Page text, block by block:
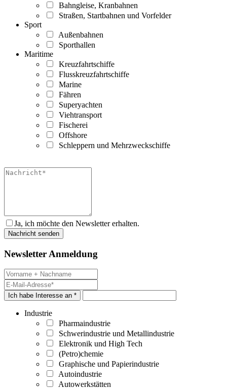
Bahngleise, Kranbahnen
Straßen, Startbahnen und Vorfelder
Sport
Außenbahnen
Sporthallen
Maritime
Kreuzfahrtschiffe
Flusskreuzfahrtschiffe
Marine
Fähren
Superyachten
Viehtransport
Fischerei
Offshore
Schleppern und Mehrzweckschiffe
Ja, ich möchte den Newsletter erhalten.
Newsletter Anmeldung
Ich habe Interesse an *
Industrie
Pharmaindustrie
Schwerindustrie und Metallindustrie
Elektronik und High Tech
(Petro)chemie
Graphische und Papierindustrie
Autoindustrie
Autowerkstätten